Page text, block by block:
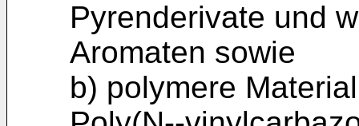
Pyrenderivate und
Aromaten sowie
b) polymere